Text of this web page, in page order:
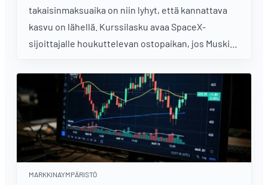
takaisinmaksuaika on niin lyhyt, että kannattava
kasvu on lähellä. Kurssilasku avaa SpaceX-
sijoittajalle houkuttelevan ostopaikan, jos Muskin
MARKKINAYMPÄRISTÖ